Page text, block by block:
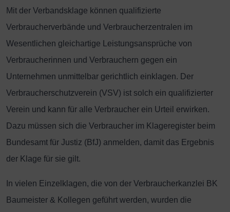
Mit der Verbandsklage können qualifizierte
Verbraucherverbände und Verbraucherzentralen im
Wesentlichen gleichartige Leistungsansprüche von
Verbraucherinnen und Verbrauchern gegen ein
Unternehmen unmittelbar gerichtlich einklagen. Der
Verbraucherschutzverein (VSV) ist solch ein qualifizierter
Verein und kann für alle Verbraucher ein Urteil erwirken.
Dazu müssen sich die Verbraucher im Klageregister beim
Bundesamt für Justiz (BfJ) anmelden, damit das Ergebnis
der Klage für sie gilt.
In vielen Einzelklagen, die von der Verbraucherkanzlei BK
Baumeister & Kollegen geführt werden, wurden die